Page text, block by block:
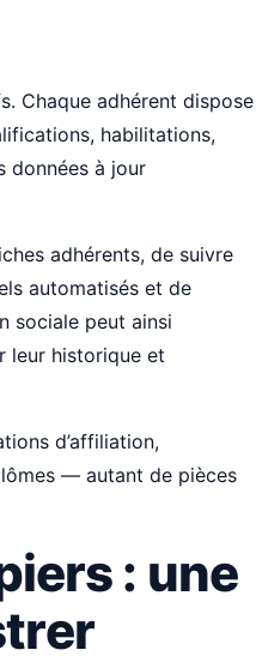
Chaque adhérent dispose
habilitations,
données à jour
adhérents, de suivre
automatisés et de
sociale peut ainsi
leur historique et
d’affiliation,
— autant de pièces
: une